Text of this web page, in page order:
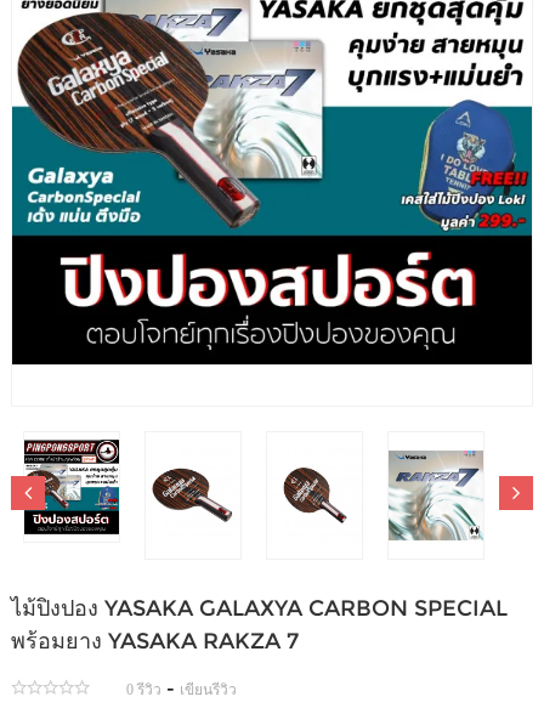
ไม้ปิงปอง YASAKA GALAXYA CARBON SPECIAL
พร้อมยาง YASAKA RAKZA 7
0 รีวิว - เขียนรีวิว